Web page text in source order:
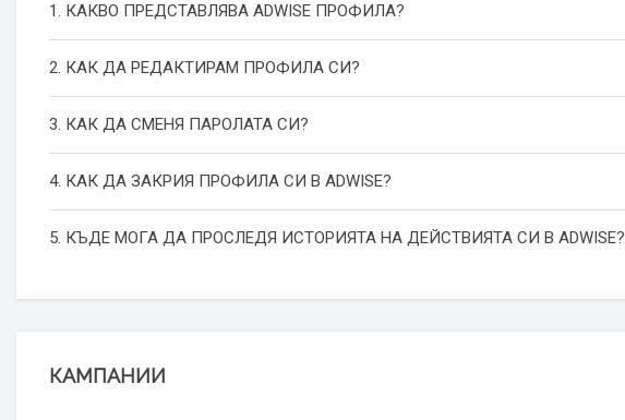
1. КАКВО ПРЕДСТАВЛЯВА ADWISE ПРОФИЛА?
2. КАК ДА РЕДАКТИРАМ ПРОФИЛА СИ?
3. КАК ДА СМЕНЯ ПАРОЛАТА СИ?
4. КАК ДА ЗАКРИЯ ПРОФИЛА СИ В ADWISE?
5. КЪДЕ МОГА ДА ПРОСЛЕДЯ ИСТОРИЯТА НА ДЕЙСТВИЯТА СИ В ADWISE?
КАМПАНИИ